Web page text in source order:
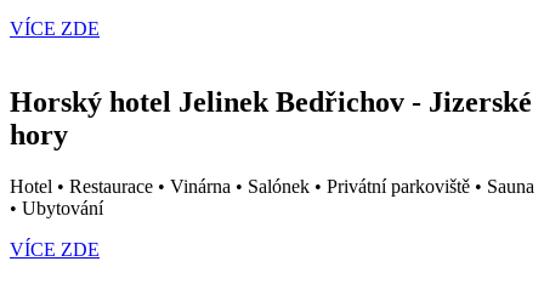
VÍCE ZDE
Horský hotel Jelinek Bedřichov - Jizerské
hory
Hotel • Restaurace • Vinárna • Salónek • Privátní parkoviště • Sauna
• Ubytování
VÍCE ZDE